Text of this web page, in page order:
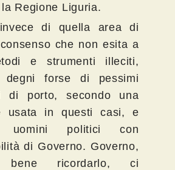
Regione Liguria.
di quella area di
che non esita a
e strumenti illeciti,
forse di pessimi
di porto, secondo una
usata in questi casi, e
politici con
di Governo. Governo,
ricordarlo, ci